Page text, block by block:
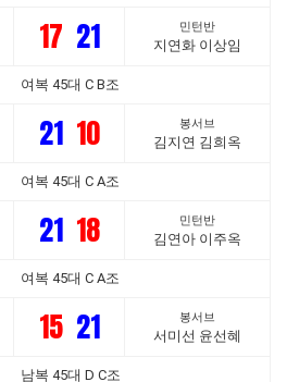
17 21 민턴반
지연화 이상임
여복 45대 C B조
21 10 봉서브
김지연 김희옥
여복 45대 C A조
21 18 민턴반
김연아 이주옥
여복 45대 C A조
15 21 봉서브
서미선 윤선혜
남복 45대 D C조